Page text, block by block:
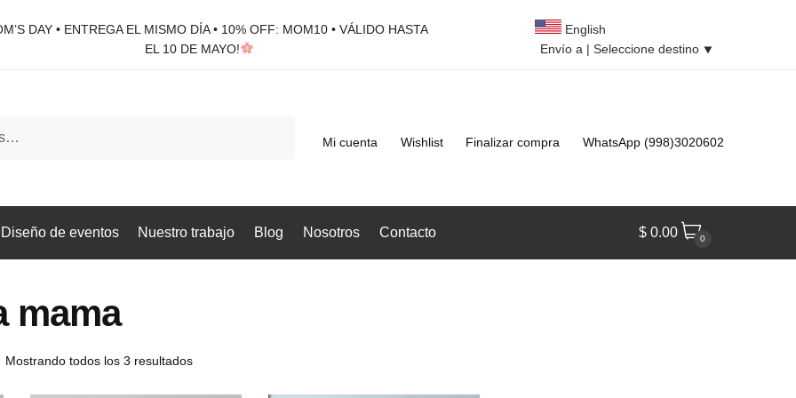
DAY • ENTREGA EL MISMO DÍA • 10% OFF: MOM10 • VÁLIDO HASTA
EL 10 DE MAYO!
English
Envío a | Seleccione destino ⯆
Mi cuenta Wishlist Finalizar compra WhatsApp (998)3020602
de eventos Nuestro trabajo Blog Nosotros Contacto $ 0.00 0
mama
Mostrando todos los 3 resultados